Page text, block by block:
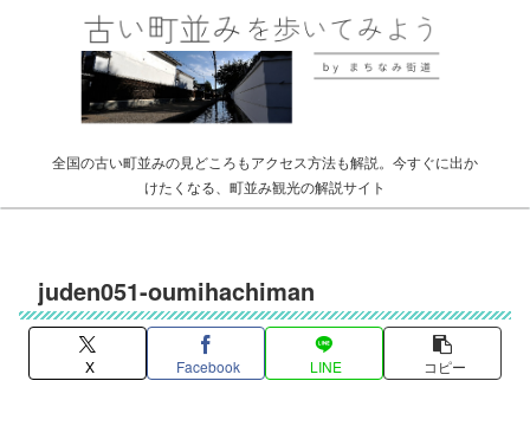
全国の古い町並みの見どころもアクセス方法も解説。今すぐに出か
けたくなる、町並み観光の解説サイト
juden051-oumihachiman
X Facebook LINE コピー